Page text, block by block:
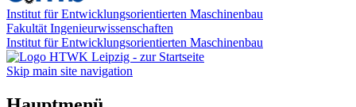
Institut für Entwicklungsorientierten Maschinenbau
Fakultät Ingenieurwissenschaften
Institut für Entwicklungsorientierten Maschinenbau
Skip main site navigation